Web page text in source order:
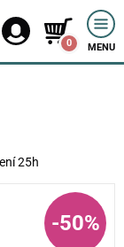
0 MENU
25h
-50%